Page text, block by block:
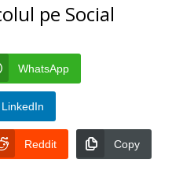
pe Social
WhatsApp
LinkedIn
Reddit Copy